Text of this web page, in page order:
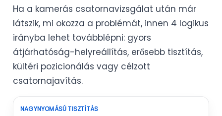
Ha a kamerás csatornavizsgálat után már
látszik, mi okozza a problémát, innen 4 logikus
irányba lehet továbblépni: gyors
átjárhatóság-helyreállítás, erősebb tisztítás,
kültéri pozicionálás vagy célzott
csatornajavítás.
NAGYNYOMÁSÚ TISZTÍTÁS